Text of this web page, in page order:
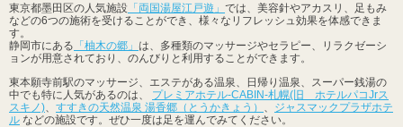
東京都墨田区の人気施設 「両国湯屋江戸遊」 では、美容針やアカスリ、足もみ
などの6つの施術を受けることができ、様々なリフレッシュ効果を体感できま
す。
静岡市にある 「柚木の郷」 は、多種類のマッサージやセラピー、リラクゼーシ
ョンが用意されており、のんびりと利用することができます。
東本願寺前駅のマッサージ、エステがある温泉、日帰り温泉、スーパー銭湯の
中でも特に人気があるのは、 プレミアホテル-CABIN-札幌(旧 ホテルパコJrス
スキノ)
すすきの天然温泉 湯香郷（とうかきょう）
ジャスマックプラザホテ
ル などの施設です。ぜひ一度は足を運んでみてください。